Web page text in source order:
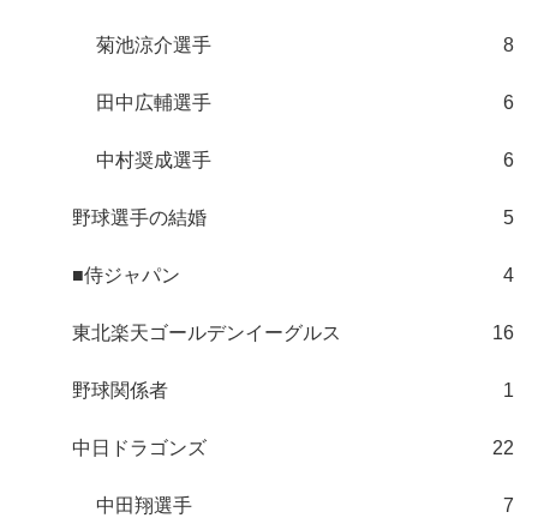
菊池涼介選手 8
田中広輔選手 6
中村奨成選手 6
野球選手の結婚 5
■侍ジャパン 4
東北楽天ゴールデンイーグルス 16
野球関係者 1
中日ドラゴンズ 22
中田翔選手 7